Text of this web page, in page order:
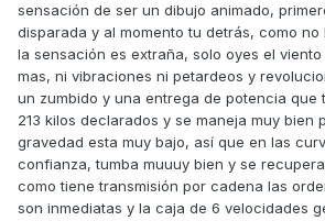
sensación de ser un dibujo animado,
disparada y al momento tu detrás, como
la sensación es extraña, solo oyes el
mas, ni vibraciones ni petardeos y
un zumbido y una entrega de potencia que
213 kilos declarados y se maneja muy bien
gravedad esta muy bajo, así que en las
confianza, tumba muuuy bien y se
como tiene transmisión por cadena las
son inmediatas y la caja de 6 velocidades